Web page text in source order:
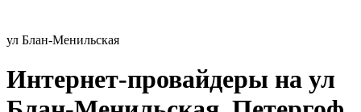
ул Блан-Менильская
Интернет-провайдеры на ул